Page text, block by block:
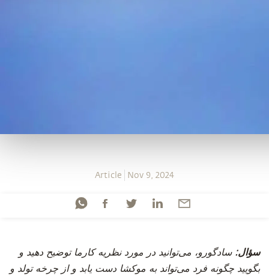
Article Nov 9, 2024
سؤال: سادگورو، می‌توانید در مورد نظریه کارما توضیح دهید و
بگویید چگونه فرد می‌تواند به موکشا دست یابد و از چرخه تولد و